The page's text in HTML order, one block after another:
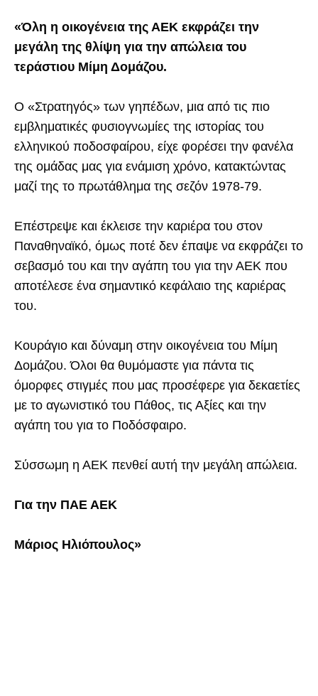
«Όλη η οικογένεια της ΑΕΚ εκφράζει την
μεγάλη της θλίψη για την απώλεια του
τεράστιου Μίμη Δομάζου.
Ο «Στρατηγός» των γηπέδων, μια από τις πιο
εμβληματικές φυσιογνωμίες της ιστορίας του
ελληνικού ποδοσφαίρου, είχε φορέσει την φανέλα
της ομάδας μας για ενάμιση χρόνο, κατακτώντας
μαζί της το πρωτάθλημα της σεζόν 1978-79.
Επέστρεψε και έκλεισε την καριέρα του στον
Παναθηναϊκό, όμως ποτέ δεν έπαψε να εκφράζει το
σεβασμό του και την αγάπη του για την ΑΕΚ που
αποτέλεσε ένα σημαντικό κεφάλαιο της καριέρας
του.
Κουράγιο και δύναμη στην οικογένεια του Μίμη
Δομάζου. Όλοι θα θυμόμαστε για πάντα τις
όμορφες στιγμές που μας προσέφερε για δεκαετίες
με το αγωνιστικό του Πάθος, τις Αξίες και την
αγάπη του για το Ποδόσφαιρο.
Σύσσωμη η ΑΕΚ πενθεί αυτή την μεγάλη απώλεια.
Για την ΠΑΕ ΑΕΚ
Μάριος Ηλιόπουλος»